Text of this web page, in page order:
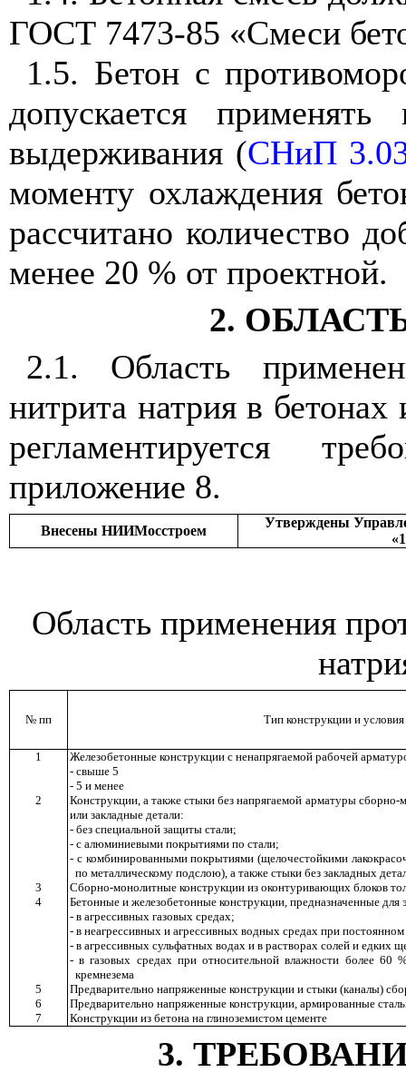
ГОСТ 7473-85 «Смеси
1.5. Бетон с
допускается
выдерживания (СНиП
моменту охлаждения
рассчитано количество
менее 20 % от проектной.
2.
2.1. Область
нитрита натрия в
регламентируется
приложение 8.
Внесены НИИМосстроем
Утверждены
Область применения
№ пп Тип конструкции и
1
Железобетонные конструкции с ненапрягаемой рабочей
- свыше 5
- 5 и менее
2
Конструкции, а также стыки без напрягаемой арматуры
или закладные детали:
- без специальной защиты стали;
- с алюминиевыми покрытиями по стали;
- с комбинированными покрытиями (щелочестойкими
по металлическому подслою), а также стыки без закладных
3
Сборно-монолитные конструкции из оконтуривающих блоков
4
Бетонные и железобетонные конструкции, предназначенные для
- в агрессивных газовых средах;
- в неагрессивных и агрессивных водных средах при
- в агрессивных сульфатных водах и в растворах солей и
- в газовых средах при относительной влажности более 60
кремнезема
5
Предварительно напряженные конструкции и стыки (каналы)
6
Предварительно напряженные конструкции, армированные
7
Конструкции из бетона на глиноземистом цементе
3.